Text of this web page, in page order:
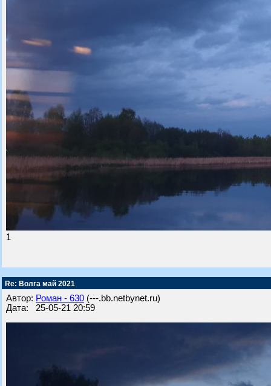
1
Re: Волга май 2021
Автор: Роман - 630 (---.bb.netbynet.ru)
Дата: 25-05-21 20:59